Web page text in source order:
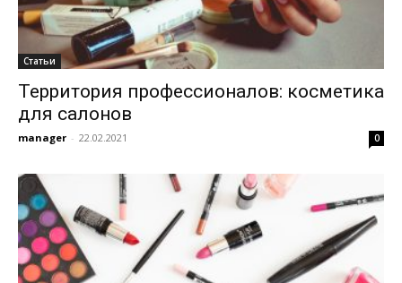
Статьи
Территория профессионалов: косметика
для салонов
manager - 22.02.2021 0